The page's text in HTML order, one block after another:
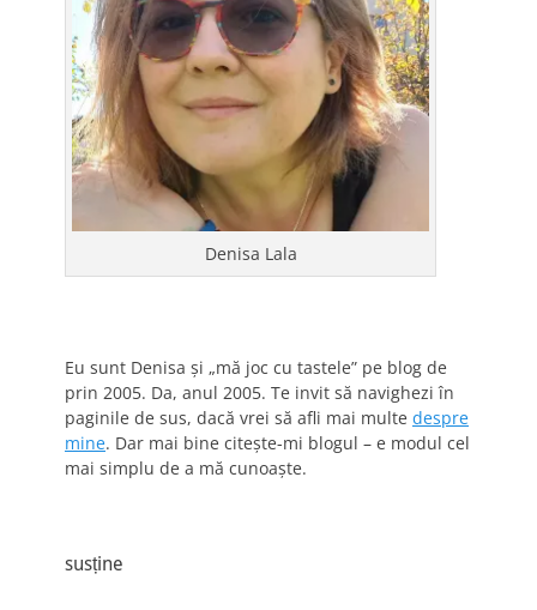
Denisa Lala
Eu sunt Denisa și „mă joc cu tastele” pe blog de
prin 2005. Da, anul 2005. Te invit să navighezi în
paginile de sus, dacă vrei să afli mai multe despre
mine. Dar mai bine citește-mi blogul – e modul cel
mai simplu de a mă cunoaște.
susține